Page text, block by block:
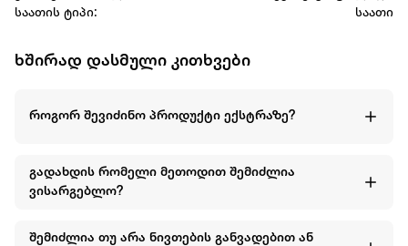
საათის ტიპი:
საათი
ხშირად დასმული კითხვები
როგორ შევიძინო პროდუქტი ექსტრაზე?
გადახდის რომელი მეთოდით შემიძლია
ვისარგებლო?
შემიძლია თუ არა ნივთების განვადებით ან